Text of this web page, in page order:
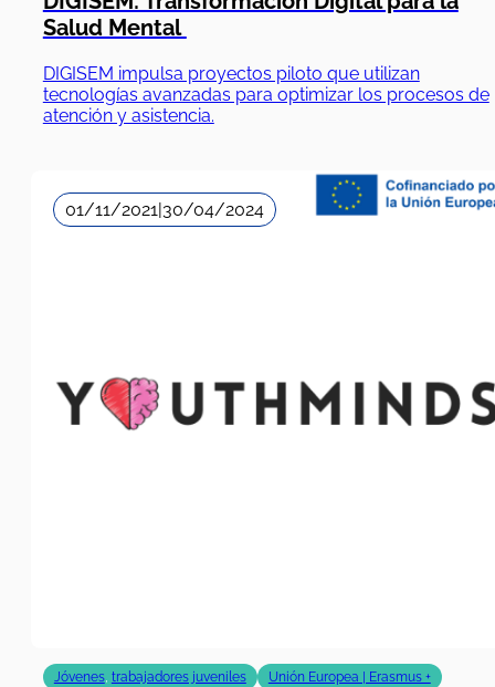
Salud Mental
DIGISEM impulsa proyectos piloto que utilizan
tecnologías avanzadas para optimizar los procesos de
atención y asistencia.
01/11/2021 30/04/2024
Jóvenes, trabajadores juveniles
Unión Europea | Erasmus +